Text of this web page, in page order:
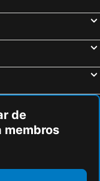
de
membros